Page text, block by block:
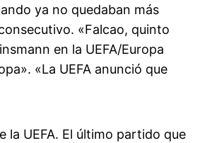
ya no quedaban más
«Falcao, quinto
en la UEFA/Europa
«La UEFA anunció que
la UEFA. El último partido que